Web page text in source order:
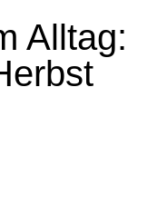
Alltag: